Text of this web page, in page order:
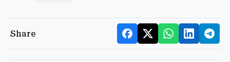
Share